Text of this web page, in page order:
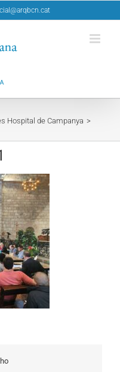
Hospital de Campanya